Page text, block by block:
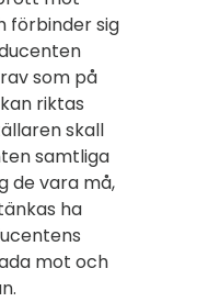
förbinder sig
som på
riktas
skall
samtliga
de vara må,
ha
mot och